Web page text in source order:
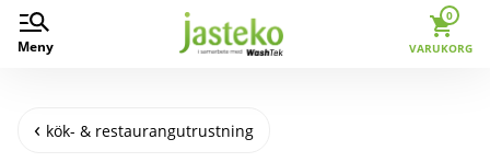
Meny
0
VARUKORG
kök- & restaurangutrustning